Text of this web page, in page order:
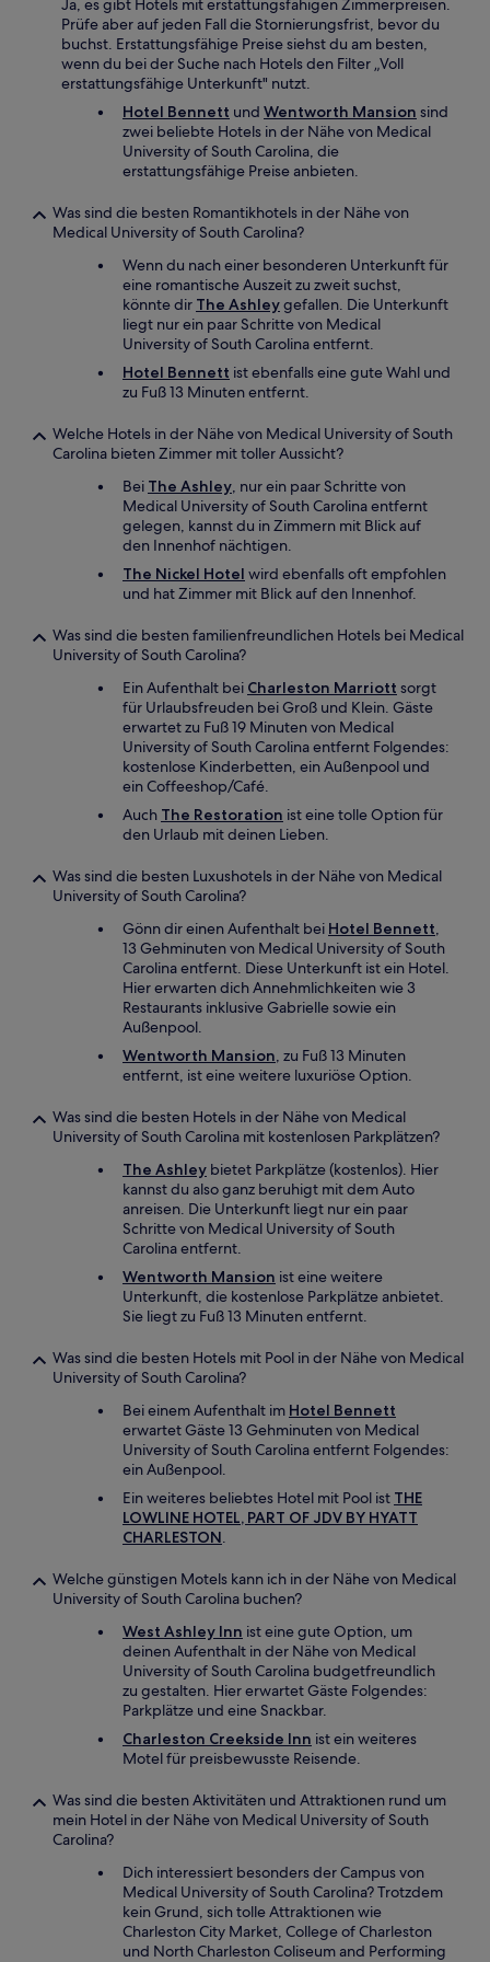
Ja, es gibt Hotels mit erstattungsfähigen Zimmerpreisen.
Prüfe aber auf jeden Fall die Stornierungsfrist, bevor du
buchst. Erstattungsfähige Preise siehst du am besten,
wenn du bei der Suche nach Hotels den Filter „Voll
erstattungsfähige Unterkunft" nutzt.
Hotel Bennett und Wentworth Mansion sind
zwei beliebte Hotels in der Nähe von Medical
University of South Carolina, die
erstattungsfähige Preise anbieten.
Was sind die besten Romantikhotels in der Nähe von
Medical University of South Carolina?
Wenn du nach einer besonderen Unterkunft für
eine romantische Auszeit zu zweit suchst,
könnte dir The Ashleygefallen. Die Unterkunft
liegt nur ein paar Schritte von Medical
University of South Carolina entfernt.
Hotel Bennett ist ebenfalls eine gute Wahl und
zu Fuß 13 Minuten entfernt.
Welche Hotels in der Nähe von Medical University of South
Carolina bieten Zimmer mit toller Aussicht?
Bei The Ashley, nur ein paar Schritte von
Medical University of South Carolina entfernt
gelegen, kannst du in Zimmern mit Blick auf
den Innenhof nächtigen.
The Nickel Hotel wird ebenfalls oft empfohlen
und hat Zimmer mit Blick auf den Innenhof.
Was sind die besten familienfreundlichen Hotels bei Medical
University of South Carolina?
Ein Aufenthalt bei Charleston Marriott sorgt
für Urlaubsfreuden bei Groß und Klein. Gäste
erwartet zu Fuß 19 Minuten von Medical
University of South Carolina entfernt Folgendes:
kostenlose Kinderbetten, ein Außenpool und
ein Coffeeshop/Café.
Auch The Restoration ist eine tolle Option für
den Urlaub mit deinen Lieben.
Was sind die besten Luxushotels in der Nähe von Medical
University of South Carolina?
Gönn dir einen Aufenthalt bei Hotel Bennett,
13 Gehminuten von Medical University of South
Carolina entfernt. Diese Unterkunft ist ein Hotel.
Hier erwarten dich Annehmlichkeiten wie 3
Restaurants inklusive Gabrielle sowie ein
Außenpool.
Wentworth Mansion, zu Fuß 13 Minuten
entfernt, ist eine weitere luxuriöse Option.
Was sind die besten Hotels in der Nähe von Medical
University of South Carolina mit kostenlosen Parkplätzen?
The Ashley bietet Parkplätze (kostenlos). Hier
kannst du also ganz beruhigt mit dem Auto
anreisen. Die Unterkunft liegt nur ein paar
Schritte von Medical University of South
Carolina entfernt.
Wentworth Mansion ist eine weitere
Unterkunft, die kostenlose Parkplätze anbietet.
Sie liegt zu Fuß 13 Minuten entfernt.
Was sind die besten Hotels mit Pool in der Nähe von Medical
University of South Carolina?
Bei einem Aufenthalt im Hotel Bennett
erwartet Gäste 13 Gehminuten von Medical
University of South Carolina entfernt Folgendes:
ein Außenpool.
Ein weiteres beliebtes Hotel mit Pool ist THE
LOWLINE HOTEL, PART OF JDV BY HYATT
CHARLESTON.
Welche günstigen Motels kann ich in der Nähe von Medical
University of South Carolina buchen?
West Ashley Inn ist eine gute Option, um
deinen Aufenthalt in der Nähe von Medical
University of South Carolina budgetfreundlich
zu gestalten. Hier erwartet Gäste Folgendes:
Parkplätze und eine Snackbar.
Charleston Creekside Inn ist ein weiteres
Motel für preisbewusste Reisende.
Was sind die besten Aktivitäten und Attraktionen rund um
mein Hotel in der Nähe von Medical University of South
Carolina?
Dich interessiert besonders der Campus von
Medical University of South Carolina? Trotzdem
kein Grund, sich tolle Attraktionen wie
Charleston City Market, College of Charleston
und North Charleston Coliseum and Performing